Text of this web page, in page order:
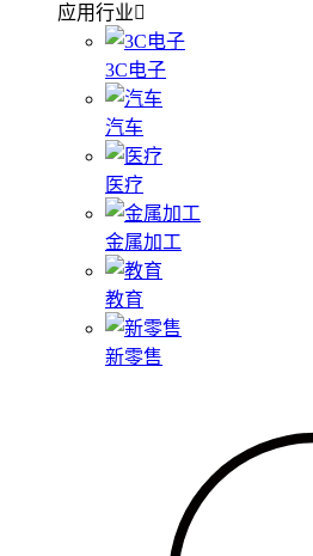
应用行业
3C电子
汽车
医疗
金属加工
教育
新零售